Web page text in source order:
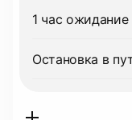
1 час ожидание
Остановка в